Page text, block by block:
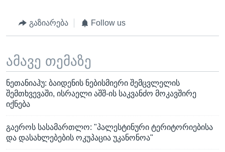
გაზიარება Follow us
ამავე თემაზე
ნეთანიაჰუ: ბაიდენის ნებისმიერი შემცვლელის
შემთხვევაში, ისრაელი აშშ-ის საკვანძო მოკავშირე
იქნება
გაეროს სასამართლო: "პალესტინური ტერიტორიებისა
და დასახლებების ოკუპაცია უკანონოა"